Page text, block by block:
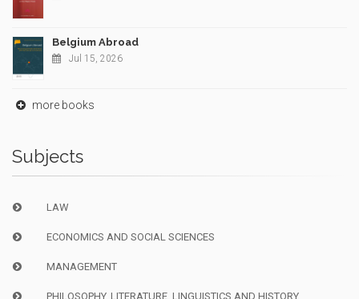
Belgium Abroad
Jul 15, 2026
more books
Subjects
LAW
ECONOMICS AND SOCIAL SCIENCES
MANAGEMENT
PHILOSOPHY, LITERATURE, LINGUISTICS AND HISTORY